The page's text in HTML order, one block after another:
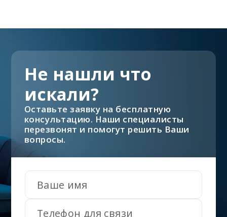
Не нашли что
искали?
Оставьте заявку на бесплатную
консультацию. Наши специалисты
перезвонят и помогут решить Ваши
вопросы.